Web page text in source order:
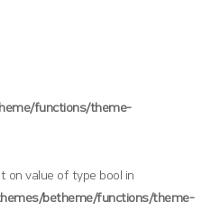
functions/theme-
on value of type bool in
betheme/functions/theme-